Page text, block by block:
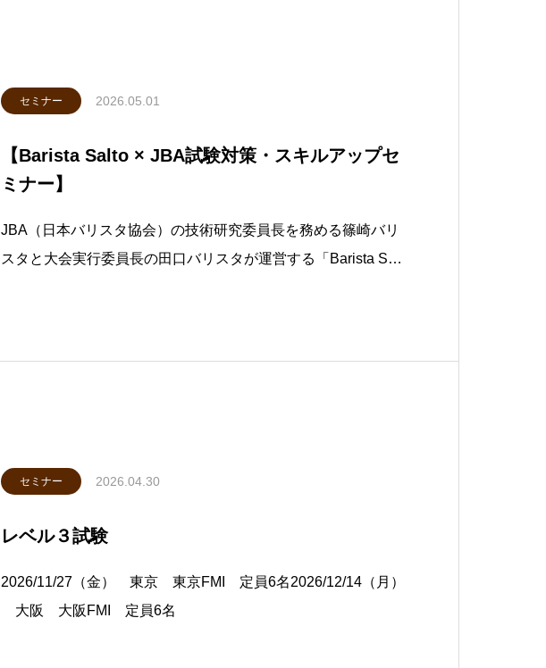
セミナー 2026.05.01
【Barista Salto × JBA試験対策・スキルアップセ
ミナー】
JBA（日本バリスタ協会）の技術研究委員長を務める篠崎バリ
スタと大会実行委員長の田口バリスタが運営する「Barista Salt
セミナー 2026.04.30
レベル３試験
2026/11/27（金） 東京 東京FMI 定員6名2026/12/14（月）
大阪 大阪FMI 定員6名